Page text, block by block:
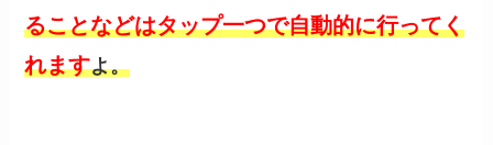
ることなどはタップ一つで自動的に行ってく
れますよ。